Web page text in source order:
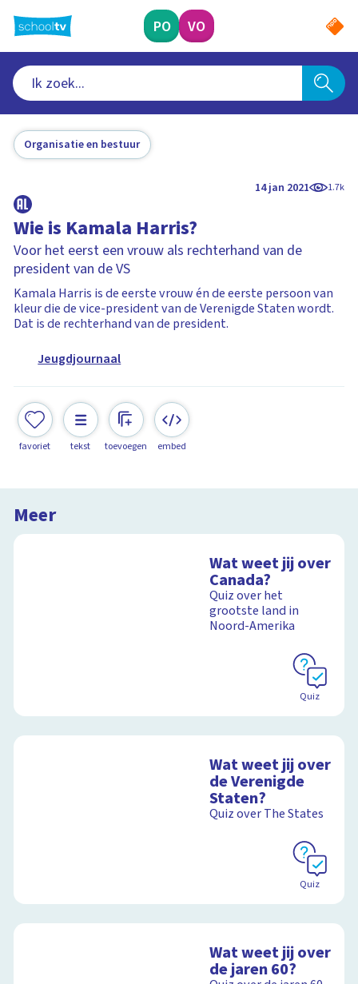
naar
hoofdinhoud
PO VO
Organisatie en bestuur
14 jan 2021 1.7k
Wie is Kamala Harris?
Voor het eerst een vrouw als rechterhand van de
president van de VS
Kamala Harris is de eerste vrouw én de eerste persoon van
kleur die de vice-president van de Verenigde Staten wordt.
Dat is de rechterhand van de president.
Jeugdjournaal
favoriet tekst toevoegen embed
Meer
Wat weet jij over
Canada?
Quiz over het
grootste land in
Noord-Amerika
Quiz
Wat weet jij over
de Verenigde
Staten?
Quiz over The States
Quiz
Wat weet jij over
de jaren 60?